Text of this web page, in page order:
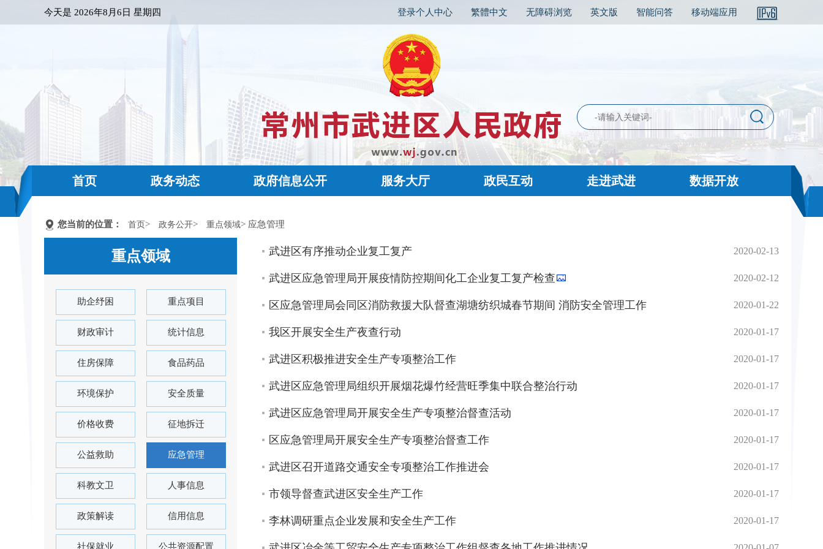
今天是 2026年8月6日 星期四 登录个人中心 繁體中文 无障碍浏览 英文版 智能问答 移动端应用
首页 政务动态 政府信息公开 服务大厅 政民互动 走进武进 数据开放
您当前的位置： 首页> 政务公开> 重点领域> 应急管理
重点领域
助企纾困 重点项目
财政审计 统计信息
住房保障 食品药品
环境保护 安全质量
价格收费 征地拆迁
公益救助 应急管理
科教文卫 人事信息
政策解读 信用信息
社保就业 公共资源配置
武进区有序推动企业复工复产 2020-02-13
武进区应急管理局开展疫情防控期间化工企业复工复产检查 2020-02-12
区应急管理局会同区消防救援大队督查湖塘纺织城春节期间 消防安全管理工作 2020-01-22
我区开展安全生产夜查行动 2020-01-17
武进区积极推进安全生产专项整治工作 2020-01-17
武进区应急管理局组织开展烟花爆竹经营旺季集中联合整治行动 2020-01-17
武进区应急管理局开展安全生产专项整治督查活动 2020-01-17
区应急管理局开展安全生产专项整治督查工作 2020-01-17
武进区召开道路交通安全专项整治工作推进会 2020-01-17
市领导督查武进区安全生产工作 2020-01-17
李林调研重点企业发展和安全生产工作 2020-01-17